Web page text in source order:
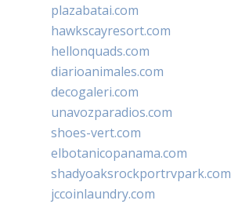
plazabatai.com
hawkscayresort.com
hellonquads.com
diarioanimales.com
decogaleri.com
unavozparadios.com
shoes-vert.com
elbotanicopanama.com
shadyoaksrockportrvpark.com
jccoinlaundry.com